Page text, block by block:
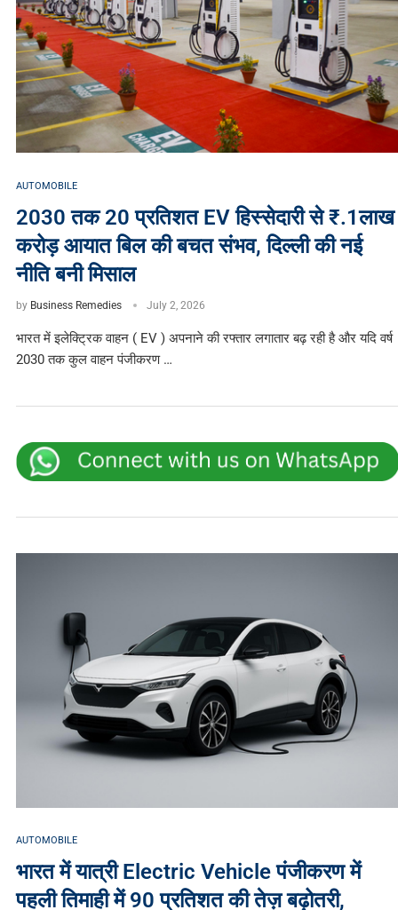
AUTOMOBILE
2030 तक 20 प्रतिशत EV हिस्सेदारी से ₹.1लाख
करोड़ आयात बिल की बचत संभव, दिल्ली की नई
नीति बनी मिसाल
by Business Remedies July 2, 2026
भारत में इलेक्ट्रिक वाहन ( EV ) अपनाने की रफ्तार लगातार बढ़ रही है और यदि वर्ष
2030 तक कुल वाहन पंजीकरण …
AUTOMOBILE
भारत में यात्री Electric Vehicle पंजीकरण में
पहली तिमाही में 90 प्रतिशत की तेज़ बढ़ोतरी,